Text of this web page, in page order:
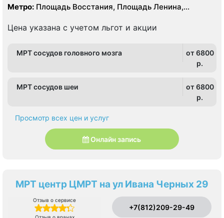
Метро: Площадь Восстания, Площадь Ленина,
Цена указана с учетом льгот и акции
МРТ сосудов головного мозга
от 6800
p.
МРТ сосудов шеи
от 6800
p.
Просмотр всех цен и услуг
Онлайн запись
МРТ центр ЦМРТ на ул Ивана Черных 29
Отзыв о сервисе
+7(812)209-29-49